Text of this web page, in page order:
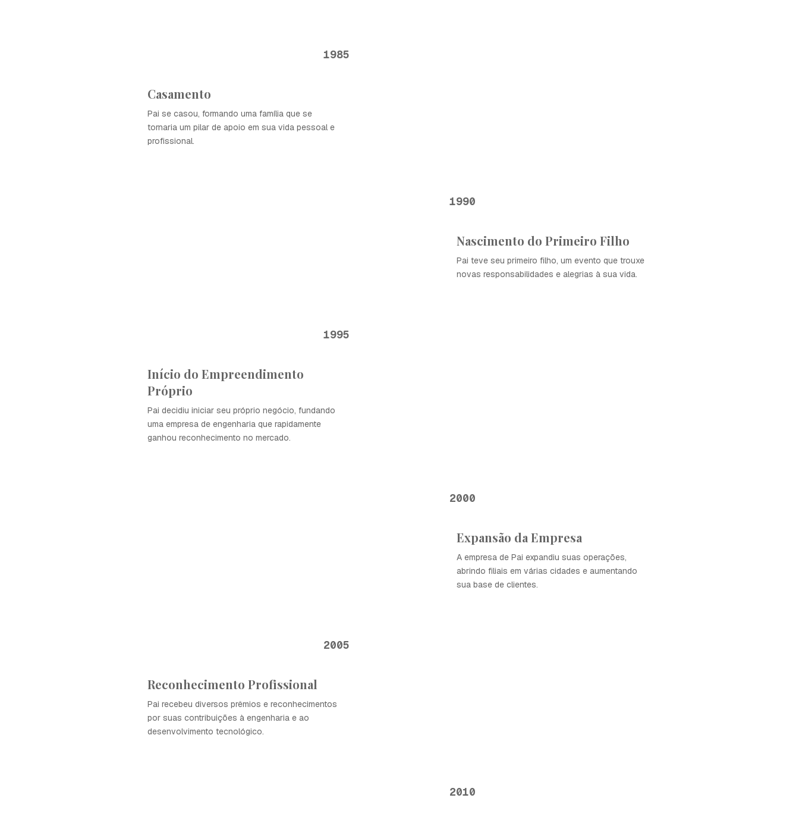
1985
Casamento
Pai se casou, formando uma família que se
tornaria um pilar de apoio em sua vida pessoal e
profissional.
1990
Nascimento do Primeiro Filho
Pai teve seu primeiro filho, um evento que trouxe
novas responsabilidades e alegrias à sua vida.
1995
Início do Empreendimento
Próprio
Pai decidiu iniciar seu próprio negócio, fundando
uma empresa de engenharia que rapidamente
ganhou reconhecimento no mercado.
2000
Expansão da Empresa
A empresa de Pai expandiu suas operações,
abrindo filiais em várias cidades e aumentando
sua base de clientes.
2005
Reconhecimento Profissional
Pai recebeu diversos prêmios e reconhecimentos
por suas contribuições à engenharia e ao
desenvolvimento tecnológico.
2010